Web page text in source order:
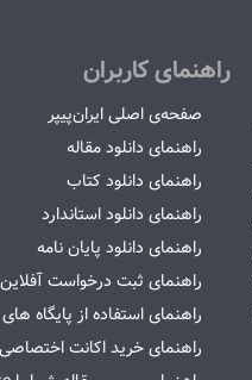
راهنمای کاربران
صفحه‌ی اصلی ایران‌پیپر
راهنمای دانلود مقاله
راهنمای دانلود کتاب
راهنمای دانلود استاندارد
راهنمای دانلود پایان نامه
راهنمای ثبت درخواست آفلاین
راهنمای استفاده از پایگاه
راهنمای خرید اکانت اختصاصی SciFinder